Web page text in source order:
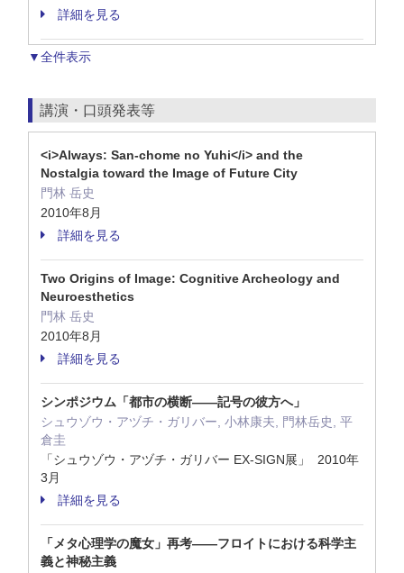
詳細を見る
▼全件表示
講演・口頭発表等
<i>Always: San-chome no Yuhi</i> and the
Nostalgia toward the Image of Future City
門林 岳史
2010年8月
詳細を見る
Two Origins of Image: Cognitive Archeology and
Neuroesthetics
門林 岳史
2010年8月
詳細を見る
シンポジウム「都市の横断——記号の彼方へ」
シュウゾウ・アヅチ・ガリバー, 小林康夫, 門林岳史, 平
倉圭
「シュウゾウ・アヅチ・ガリバー EX-SIGN展」 2010年
3月
詳細を見る
「メタ心理学の魔女」再考——フロイトにおける科学主
義と神秘主義